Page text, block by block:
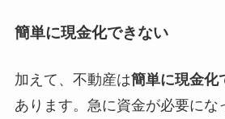
簡単に現金化できない
加えて、不動産は簡単に現金化
あります。急に資金が必要にな